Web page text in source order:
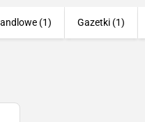
(1) Gazetki (1)